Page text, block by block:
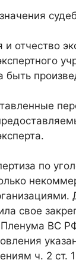
отчество
быть
по
свое
Пленума ВС
ч. 2 ст.